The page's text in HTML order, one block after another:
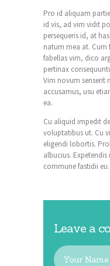
Pro id aliquam
id vis, ad vim vidit
persequeris id, at
natum mea at. Cum
fabellas vim, dico
pertinax
Vim novum senserit
accusamus, usu
ea.
Cu aliquid impedit
voluptatibus ut. Cu
eligendi lobortis.
albucius.
commune fastidii eu.
Leave a